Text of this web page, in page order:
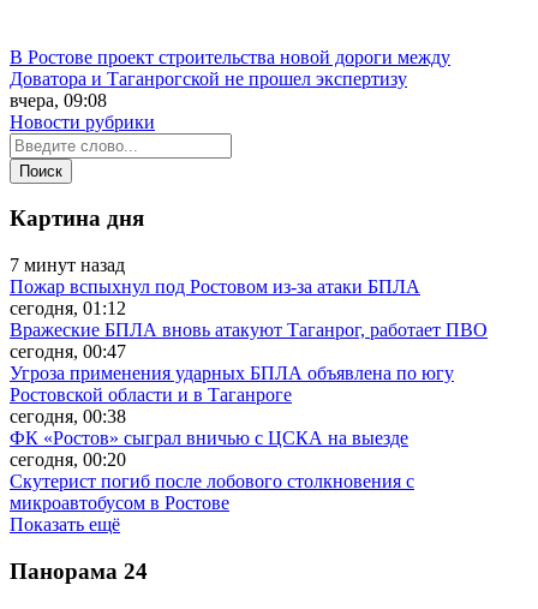
В Ростове проект строительства новой дороги между
Доватора и Таганрогской не прошел экспертизу
вчера, 09:08
Новости рубрики
Картина дня
7 минут назад
Пожар вспыхнул под Ростовом из-за атаки БПЛА
сегодня, 01:12
Вражеские БПЛА вновь атакуют Таганрог, работает ПВО
сегодня, 00:47
Угроза применения ударных БПЛА объявлена по югу
Ростовской области и в Таганроге
сегодня, 00:38
ФК «Ростов» сыграл вничью с ЦСКА на выезде
сегодня, 00:20
Скутерист погиб после лобового столкновения с
микроавтобусом в Ростове
Показать ещё
Панорама 24